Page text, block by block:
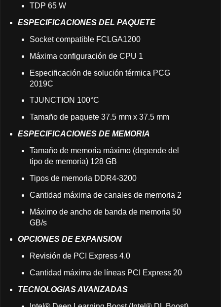
TDP 65 W
ESPECIFICACIONES DEL PAQUETE
Socket compatible FCLGA1200
Máxima configuración de CPU 1
Especificación de solución térmica PCG
2019C
TJUNCTION 100°C
Tamaño de paquete 37.5 mm x 37.5 mm
ESPECIFICACIONES DE MEMORIA
Tamaño de memoria máximo (depende del
tipo de memoria) 128 GB
Tipos de memoria DDR4-3200
Cantidad máxima de canales de memoria 2
Máximo de ancho de banda de memoria 50
GB/s
OPCIONES DE EXPANSION
Revisión de PCI Express 4.0
Cantidad máxima de líneas PCI Express 20
TECNOLOGIAS AVANZADAS